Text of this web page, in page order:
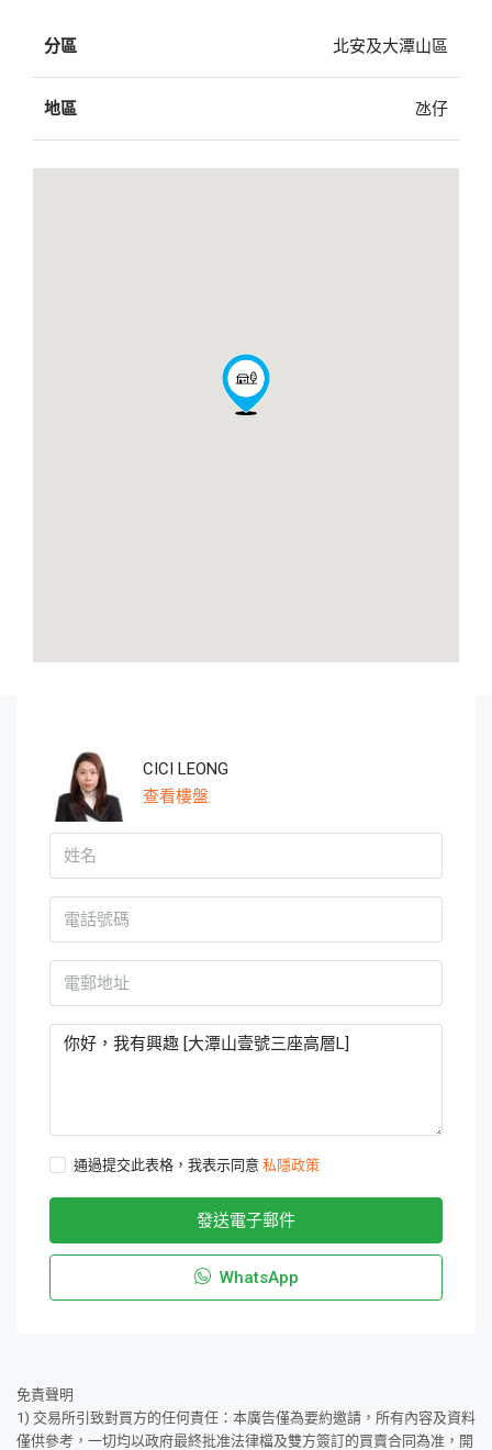
分區 北安及大潭山區
地區 氹仔
CICI LEONG
查看樓盤
通過提交此表格，我表示同意 私隱政策
發送電子郵件
WhatsApp
免責聲明
1) 交易所引致對買方的任何責任：本廣告僅為要約邀請，所有內容及資料
僅供參考，一切均以政府最終批准法律檔及雙方簽訂的買賣合同為准，開